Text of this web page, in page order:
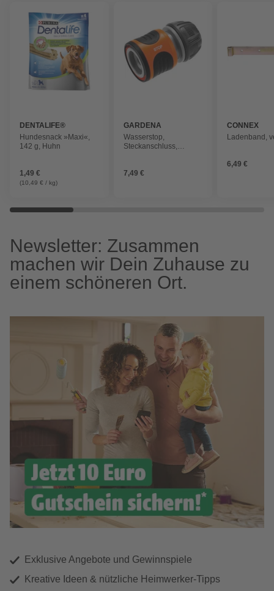
DENTALIFE®
Hundesnack »Maxi«,
142 g, Huhn
1,49 €
(10,49 € / kg)
GARDENA
Wasserstop,
Steckanschluss,
7,49 €
CONNEX
Ladenband,
6,49 €
Newsletter: Zusammen
machen wir Dein Zuhause zu
einem schöneren Ort.
Exklusive Angebote und Gewinnspiele
Kreative Ideen & nützliche Heimwerker-Tipps